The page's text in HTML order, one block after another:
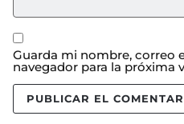
Guarda mi nombre, correo
navegador para la próxima